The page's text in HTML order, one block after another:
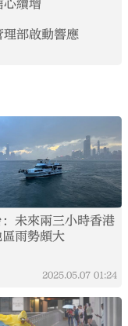
續增
部啟動響應
未來兩三小時香港
雨勢頗大
2025.05.07 01:24